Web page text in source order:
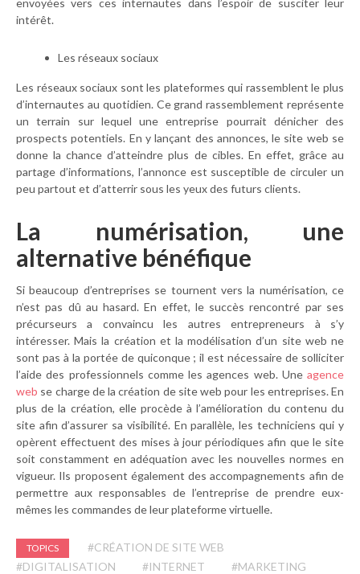
intérêt.
Les réseaux sociaux
Les réseaux sociaux sont les plateformes qui rassemblent le plus
d’internautes au quotidien. Ce grand rassemblement représente
un terrain sur lequel une entreprise pourrait dénicher des
prospects potentiels. En y lançant des annonces, le site web se
donne la chance d’atteindre plus de cibles. En effet, grâce au
partage d’informations, l’annonce est susceptible de circuler un
peu partout et d’atterrir sous les yeux des futurs clients.
La numérisation, une
alternative bénéfique
Si beaucoup d’entreprises se tournent vers la numérisation, ce
n’est pas dû au hasard. En effet, le succès rencontré par ses
précurseurs a convaincu les autres entrepreneurs à s’y
intéresser. Mais la création et la modélisation d’un site web ne
sont pas à la portée de quiconque ; il est nécessaire de solliciter
l’aide des professionnels comme les agences web. Une agence
web se charge de la création de site web pour les entreprises. En
plus de la création, elle procède à l’amélioration du contenu du
site afin d’assurer sa visibilité. En parallèle, les techniciens qui y
opèrent effectuent des mises à jour périodiques afin que le site
soit constamment en adéquation avec les nouvelles normes en
vigueur. Ils proposent également des accompagnements afin de
permettre aux responsables de l’entreprise de prendre eux-
mêmes les commandes de leur plateforme virtuelle.
TOPICS
#CRÉATION DE SITE WEB
#DIGITALISATION
#INTERNET
#MARKETING